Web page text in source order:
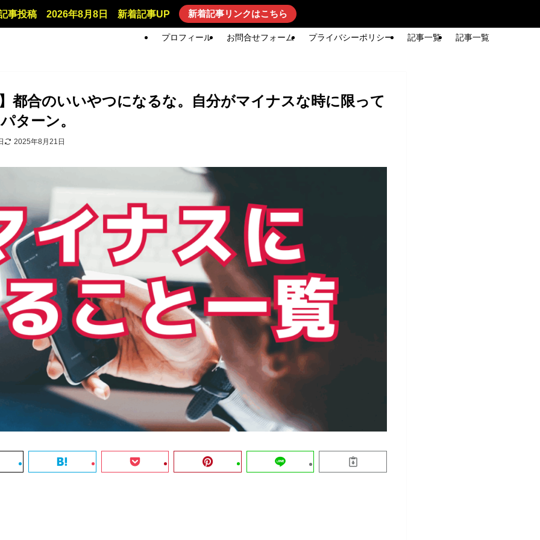
事投稿 2026年8月8日 新着記事UP 新着記事リンクはこちら
プロフィール お問合せフォーム プライバシーポリシー 記事一覧 記事一覧
都合のいいやつになるな。自分がマイナスな時に限って
ターン。
2025年8月21日